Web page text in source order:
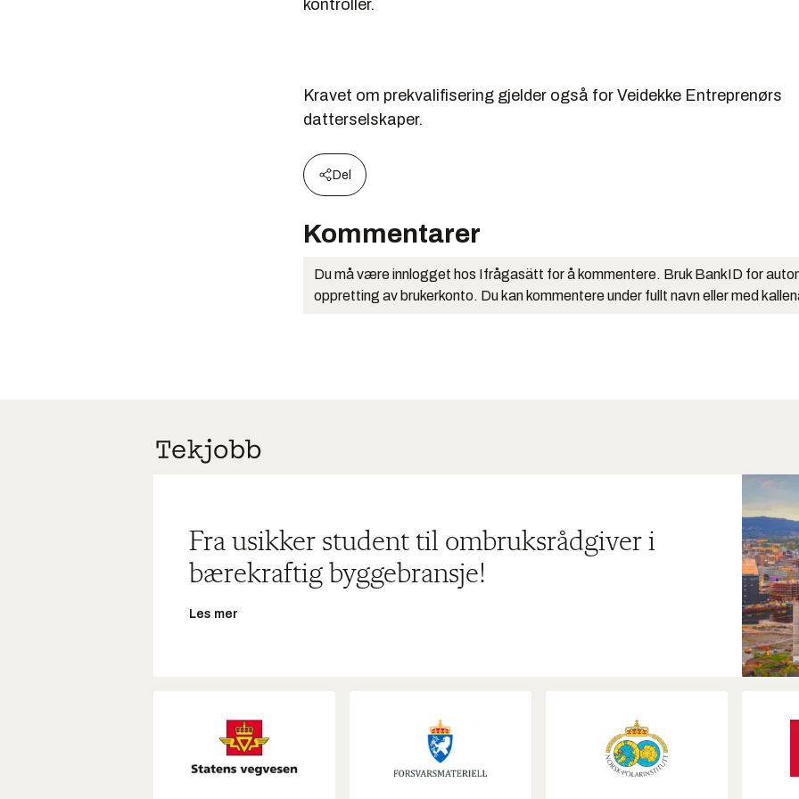
kontroller.
Kravet om prekvalifisering gjelder også for Veidekke Entreprenørs
datterselskaper.
Del
Kommentarer
Du må være innlogget hos Ifrågasätt for å kommentere. Bruk BankID for
oppretting av brukerkonto. Du kan kommentere under fullt navn eller med
Fra usikker student til ombruksrådgiver i
bærekraftig byggebransje!
Les mer